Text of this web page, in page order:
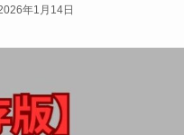
年1月14日